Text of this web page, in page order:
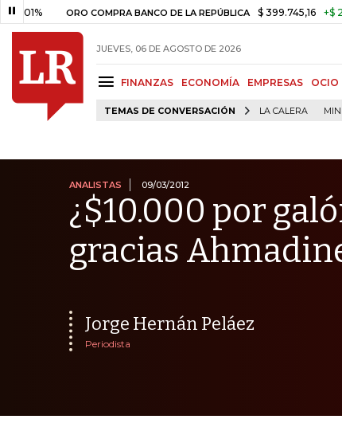
ORO COMPRA BANCO DE LA REPÚBLICA $ 399.745,16 +$ 2.295,71
JUEVES, 06 DE AGOSTO DE 2026
FINANZAS ECONOMÍA EMPRESAS OCIO
TEMAS DE CONVERSACIÓN LA CALERA
ANALISTAS 09/03/2012
¿$10.000 por
gracias
Jorge Hernán Peláez
Periodista